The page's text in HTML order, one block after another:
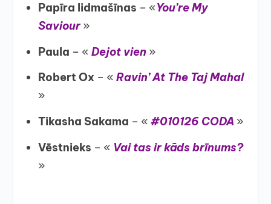
Papīra lidmašīnas – «You’re My
Saviour»
Paula – « Dejot vien»
Robert Ox – « Ravin’ At The Taj Mahal
»
Tikasha Sakama – « #010126 CODA »
Vēstnieks – « Vai tas ir kāds brīnums?
»